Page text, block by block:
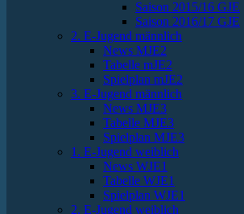
Saison 2015/16 GJE
Saison 2016/17 GJE
2. E-Jugend männlich
News MJE2
Tabelle mJE2
Spielplan mJE2
3. E-Jugend männlich
News MJE3
Tabelle MJE3
Spielplan MJE3
1. E-Jugend weiblich
News WJE1
Tabelle WJE1
Spielplan WJE1
2. E-Jugend weiblich